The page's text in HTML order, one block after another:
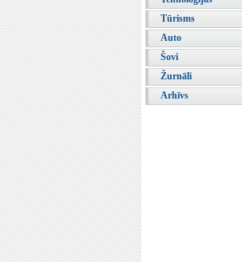
Tūrisms
Auto
Šovi
Žurnāli
Arhīvs